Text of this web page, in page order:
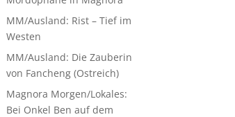
MM/Ausland: Rist – Tief im
Westen
MM/Ausland: Die Zauberin
von Fancheng (Ostreich)
Magnora Morgen/Lokales:
Bei Onkel Ben auf dem